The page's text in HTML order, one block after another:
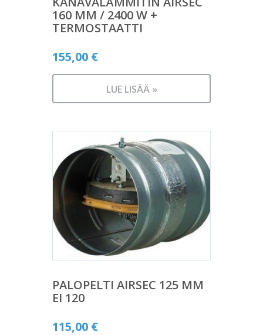
160 MM / 2400 W +
TERMOSTAATTI
155,00 €
LUE LISÄÄ »
PALOPELTI AIRSEC 125 MM
EI 120
115,00 €